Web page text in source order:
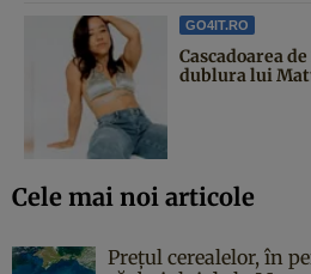
GO4IT.RO
Cascadoarea
dublura lui
Cele mai noi articole
Prețul cerealelor, în